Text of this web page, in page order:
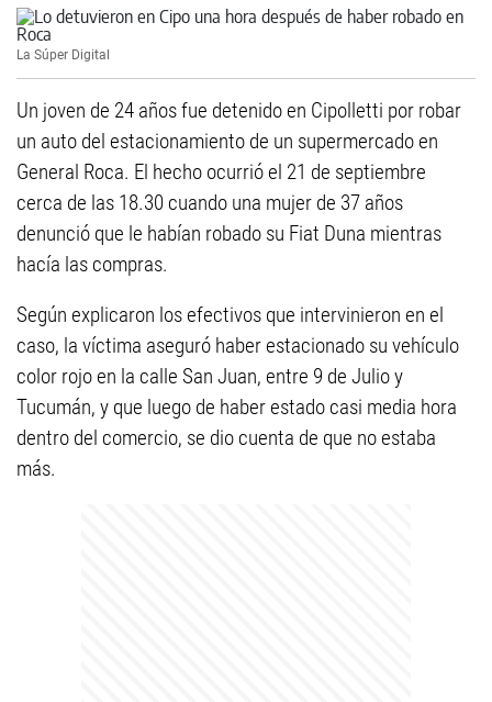
La Súper Digital
Un joven de 24 años fue detenido en Cipolletti por robar
un auto del estacionamiento de un supermercado en
General Roca. El hecho ocurrió el 21 de septiembre
cerca de las 18.30 cuando una mujer de 37 años
denunció que le habían robado su Fiat Duna mientras
hacía las compras.
Según explicaron los efectivos que intervinieron en el
caso, la víctima aseguró haber estacionado su vehículo
color rojo en la calle San Juan, entre 9 de Julio y
Tucumán, y que luego de haber estado casi media hora
dentro del comercio, se dio cuenta de que no estaba
más.